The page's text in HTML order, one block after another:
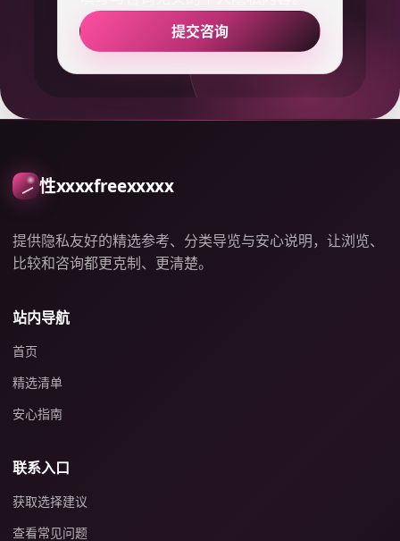
提交咨询
性xxxxfreexxxxx
提供隐私友好的精选参考、分类导览与安心说明，让浏览、
比较和咨询都更克制、更清楚。
站内导航
首页
精选清单
安心指南
联系入口
获取选择建议
查看常见问题